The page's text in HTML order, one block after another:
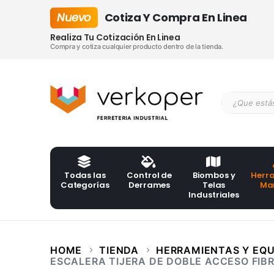
Nuevo Cotiza Y Compra En Linea
Realiza Tu Cotización En Linea
Compra y cotiza cualquier producto dentro de la tienda.
Todas las
Categorías
Control de
Derrames
Biombos y
Telas
Industriales
HOME TIENDA
HERRAMIENTAS Y
ESCALERA TIJERA DE DOBLE ACCESO